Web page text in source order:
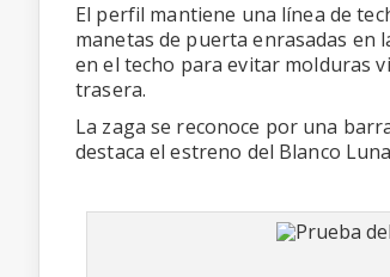
El perfil mantiene una línea de
manetas de puerta enrasadas en
en el techo para evitar molduras
trasera.
La zaga se reconoce por una
destaca el estreno del Blanco